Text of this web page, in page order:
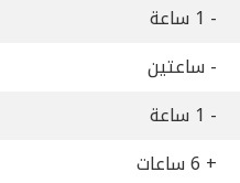
- 1 ساعة
- ساعتين
- 1 ساعة
+ 6 ساعات